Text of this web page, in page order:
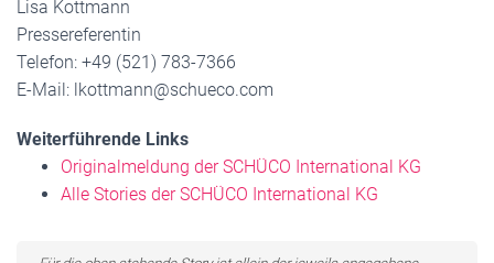
Lisa Kottmann
Pressereferentin
Telefon: +49 (521) 783-7366
E-Mail: lkottmann@schueco.com
Weiterführende Links
Originalmeldung der SCHÜCO International KG
Alle Stories der SCHÜCO International KG